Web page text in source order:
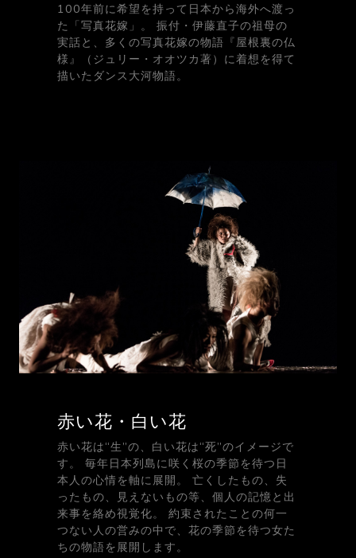
100年前に希望を持って日本から海外へ渡っ
た「写真花嫁」。 振付・伊藤直子の祖母の
実話と、多くの写真花嫁の物語『屋根裏の仏
様』（ジュリー・オオツカ著）に着想を得て
描いたダンス大河物語。
赤い花・白い花
赤い花は“生”の、白い花は“死”のイメージで
す。 毎年日本列島に咲く桜の季節を待つ日
本人の心情を軸に展開。 亡くしたもの、失
ったもの、見えないもの等、個人の記憶と出
来事を絡め視覚化。 約束されたことの何一
つない人の営みの中で、花の季節を待つ女た
ちの物語を展開します。